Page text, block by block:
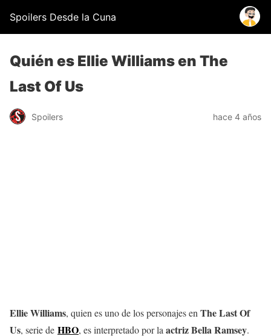
Spoilers Desde la Cuna
Quién es Ellie Williams en The
Last Of Us
Spoilers hace 4 años
Ellie Williams, quien es uno de los personajes en The Last Of
Us, serie de HBO, es interpretado por la actriz Bella Ramsey.